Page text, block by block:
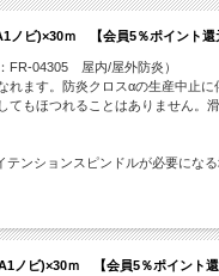
ビ)×30ｍ 【会員5％ポイント還
FR-04305 屋内/屋外防炎）
れます。防炎クロスαの生産中止
てもほつれることはありません
ションスピンドルが必要になる
ビ)×30ｍ 【会員5％ポイント還